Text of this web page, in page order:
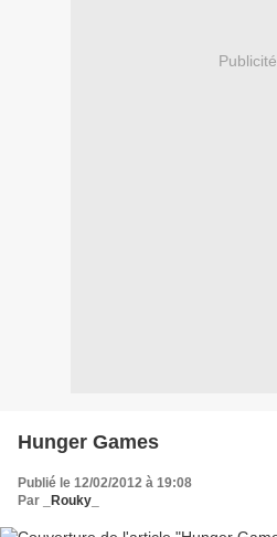
Publicité
Hunger Games
Publié le 12/02/2012 à 19:08
Par
_Rouky_